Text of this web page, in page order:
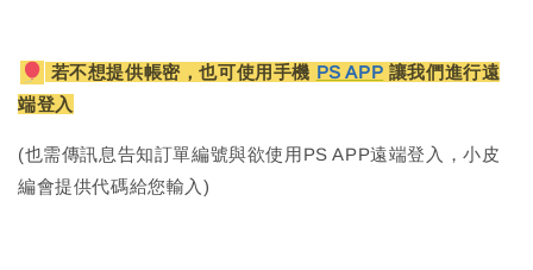
若不想提供帳密，也可使用手機 PS APP 讓我們進行遠
端登入
(也需傳訊息告知訂單編號與欲使用PS APP遠端登入，小皮
編會提供代碼給您輸入)